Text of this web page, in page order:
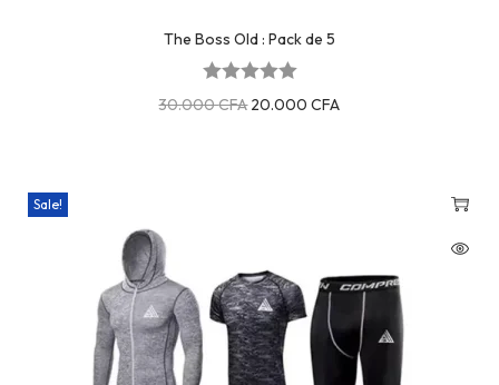
The Boss Old : Pack de 5
30.000CFA20.000CFA
Sale!